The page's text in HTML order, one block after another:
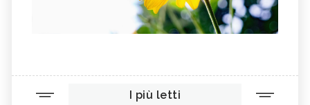
I più letti